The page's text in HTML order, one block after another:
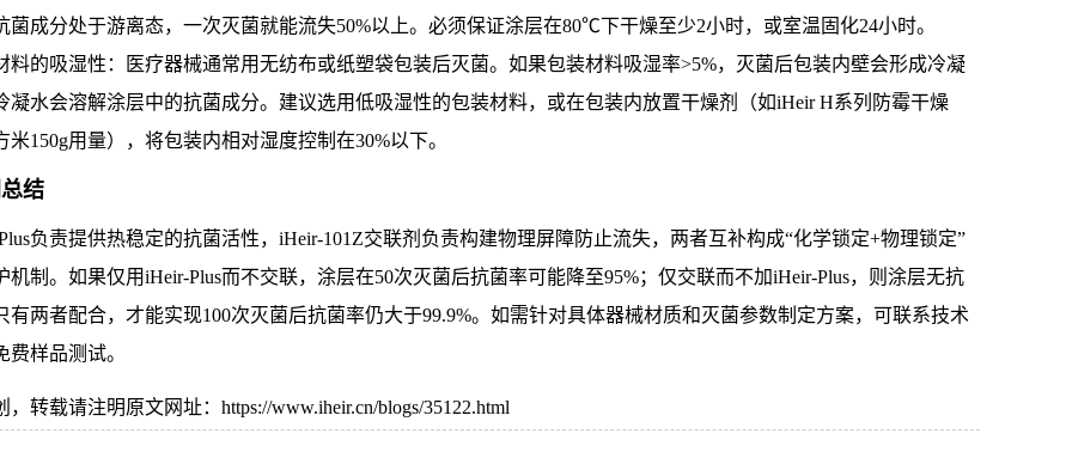
菌成分处于游离态，一次灭菌就能流失50%以上。必须保证涂层在80℃下干燥至少2小时，或室温固化24小时。
料的吸湿性：医疗器械通常用无纺布或纸塑袋包装后灭菌。如果包装材料吸湿率>5%，灭菌后包装内壁会形成冷凝
凝水会溶解涂层中的抗菌成分。建议选用低吸湿性的包装材料，或在包装内放置干燥剂（如iHeir H系列防霉干燥
米150g用量），将包装内相对湿度控制在30%以下。
结
负责提供热稳定的抗菌活性，iHeir-101Z交联剂负责构建物理屏障防止流失，两者互补构成“化学锁定+物理锁定”
机制。如果仅用iHeir-Plus而不交联，涂层在50次灭菌后抗菌率可能降至95%；仅交联而不加iHeir-Plus，则涂层无抗
有两者配合，才能实现100次灭菌后抗菌率仍大于99.9%。如需针对具体器械材质和灭菌参数制定方案，可联系技术
费样品测试。
，转载请注明原文网址：https://www.iheir.cn/blogs/35122.html